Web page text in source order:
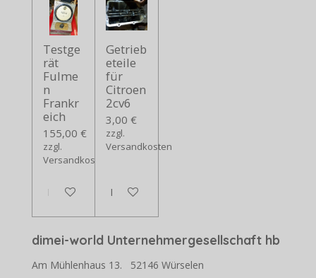
Testge
rät
Fulme
n
Frankr
eich
155,00 €
zzgl.
Versandkosten
In den Warenkorb
Getrieb
eteile
für
Citroen
2cv6
3,00 €
zzgl.
Versandkosten
In den Warenkorb
dimei-world Unternehmergesellschaft hb
Am Mühlenhaus 13. 52146 Würselen